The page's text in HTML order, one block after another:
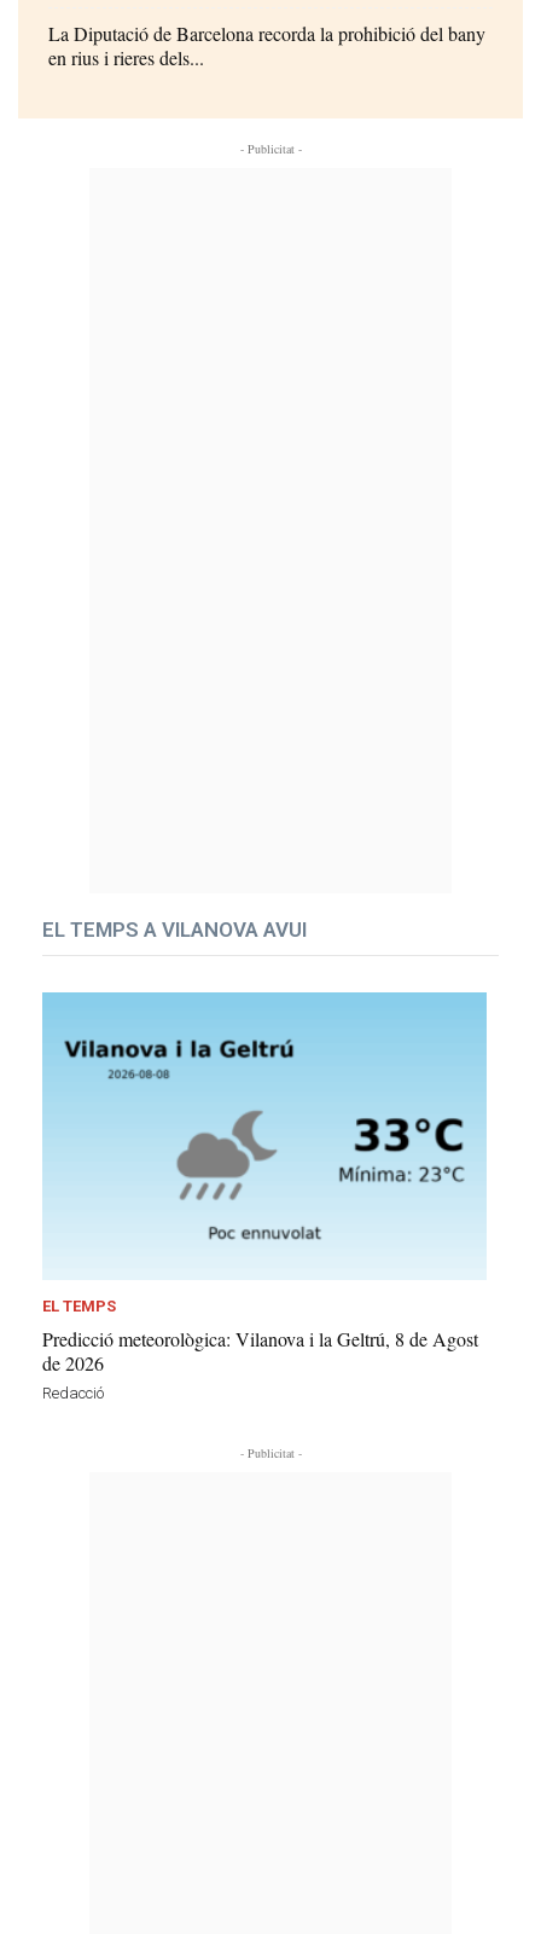
La Diputació de Barcelona recorda la prohibició del bany
en rius i rieres dels...
- Publicitat -
EL TEMPS A VILANOVA AVUI
EL TEMPS
Predicció meteorològica: Vilanova i la Geltrú, 8 de Agost
de 2026
Redacció
- Publicitat -